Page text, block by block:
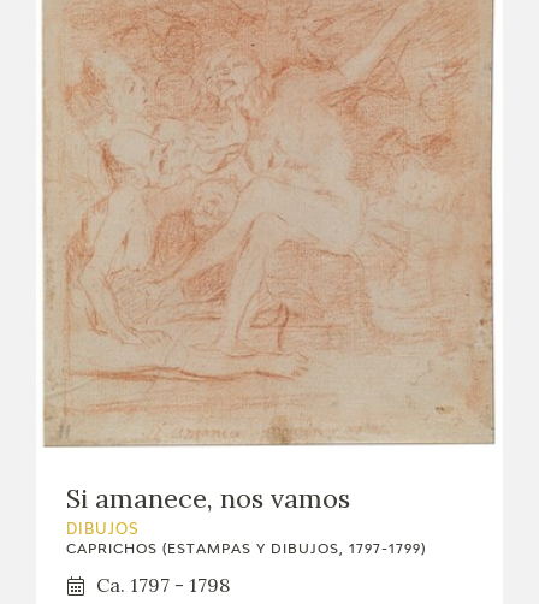
PROGRAMACIÓN
EXPOSICIONES
ACTIVIDADES
ACTUALIDAD
SALA DE PRENSA
BLOG CUADERNO ITALIANO
FRANCISCO DE GOYA
BIOGRAFÍASi amanece, nos vamos
DIBUJOS
CAPRICHOS (ESTAMPAS Y DIBUJOS, 1797-1799)
Ca. 1797 - 1798